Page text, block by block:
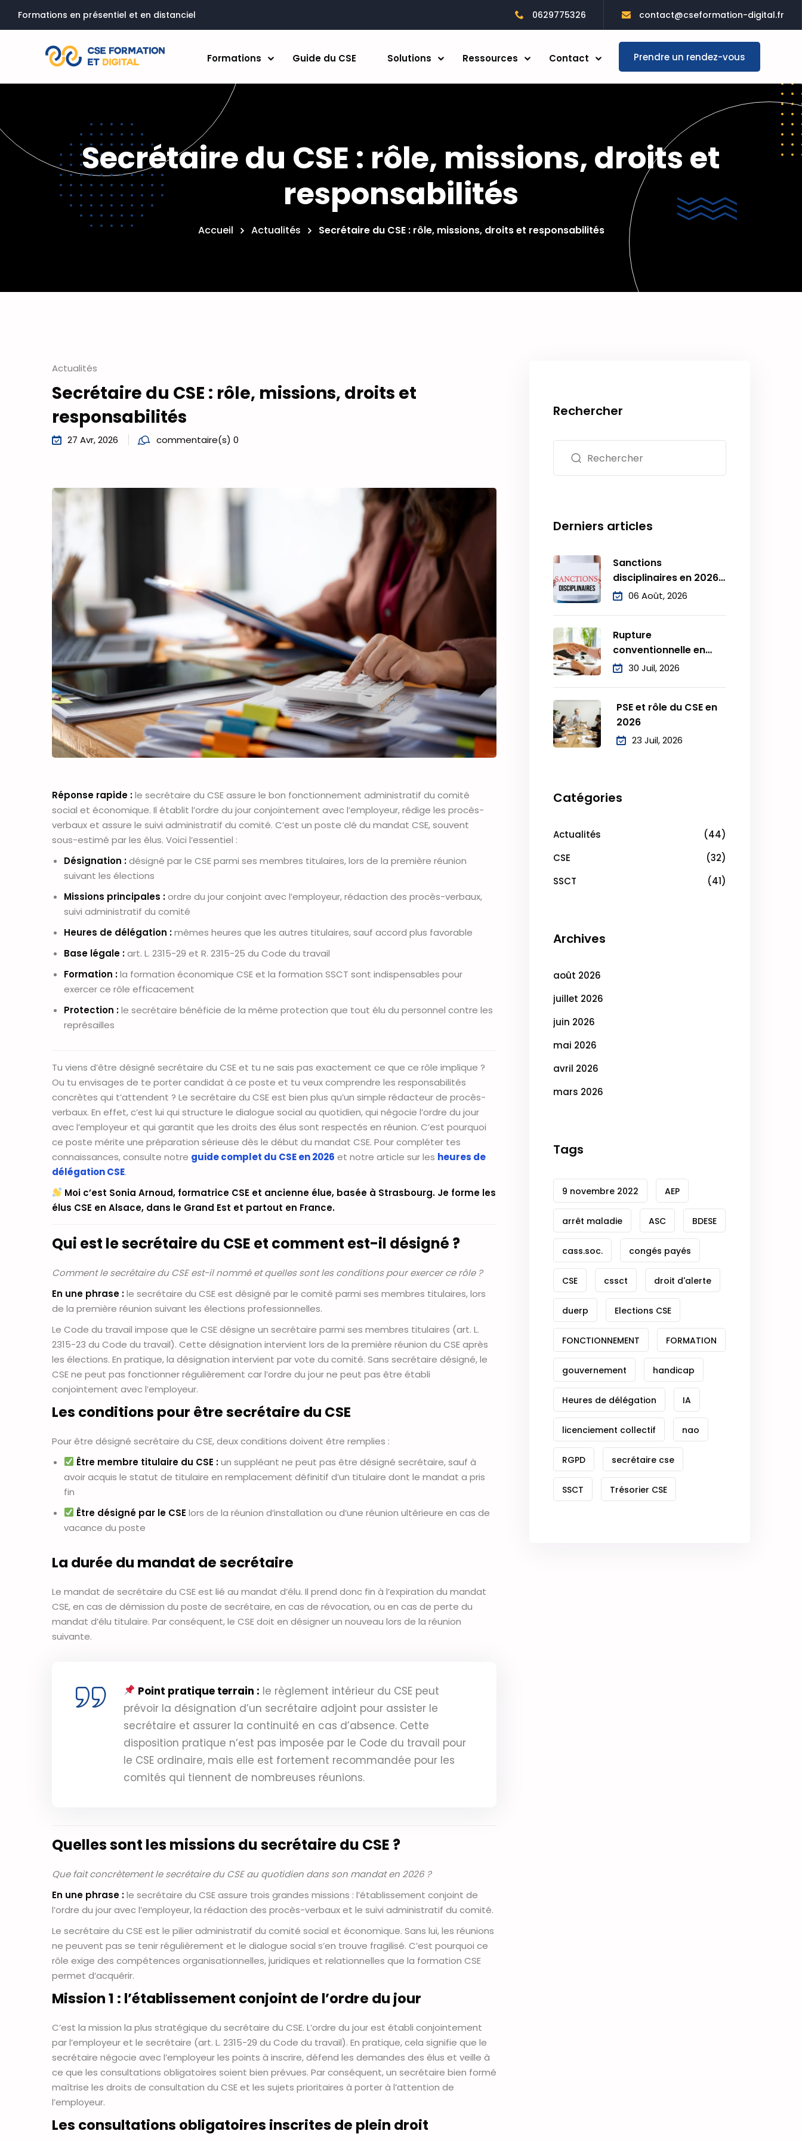
Formations en présentiel et en distanciel 0629775326 contact@cseformation-digital.fr
Formations Guide du CSE Solutions Ressources Contact Prendre un rendez-vous
Secrétaire du CSE : rôle, missions, droits et
responsabilités
Accueil Actualités Secrétaire du CSE : rôle, missions, droits et responsabilités
Actualités
Secrétaire du CSE : rôle, missions, droits et
responsabilités
27 Avr, 2026 commentaire(s) 0
Réponse rapide :le secrétaire du CSE assure le bon fonctionnement administratif du comité
social et économique. Il établit l’ordre du jour conjointement avec l’employeur, rédige les procès-
verbaux et assure le suivi administratif du comité. C’est un poste clé du mandat CSE, souvent
sous-estimé par les élus. Voici l’essentiel :
Désignation :désigné par le CSE parmi ses membres titulaires, lors de la première réunion
suivant les élections
Missions principales :ordre du jour conjoint avec l’employeur, rédaction des procès-verbaux,
suivi administratif du comité
Heures de délégation :mêmes heures que les autres titulaires, sauf accord plus favorable
Base légale :art. L. 2315-29 et R. 2315-25 du Code du travail
Formation :la formation économique CSE et la formation SSCT sont indispensables pour
exercer ce rôle efficacement
Protection :le secrétaire bénéficie de la même protection que tout élu du personnel contre les
représailles
Tu viens d’être désigné secrétaire du CSE et tu ne sais pas exactement ce que ce rôle implique ?
Ou tu envisages de te porter candidat à ce poste et tu veux comprendre les responsabilités
concrètes qui t’attendent ? Le secrétaire du CSE est bien plus qu’un simple rédacteur de procès-
verbaux. En effet, c’est lui qui structure le dialogue social au quotidien, qui négocie l’ordre du jour
avec l’employeur et qui garantit que les droits des élus sont respectés en réunion. C’est pourquoi
ce poste mérite une préparation sérieuse dès le début du mandat CSE. Pour compléter tes
connaissances, consulte notre guide complet du CSE en 2026 et notre article sur les heures de
délégation CSE.
Moi c’est Sonia Arnoud, formatrice CSE et ancienne élue, basée à Strasbourg. Je forme les
élus CSE en Alsace, dans le Grand Est et partout en France.
Qui est le secrétaire du CSE et comment est-il désigné ?
Comment le secrétaire du CSE est-il nommé et quelles sont les conditions pour exercer ce rôle ?
En une phrase :le secrétaire du CSE est désigné par le comité parmi ses membres titulaires, lors
de la première réunion suivant les élections professionnelles.
Le Code du travail impose que le CSE désigne un secrétaire parmi ses membres titulaires (art. L.
2315-23 du Code du travail). Cette désignation intervient lors de la première réunion du CSE après
les élections. En pratique, la désignation intervient par vote du comité. Sans secrétaire désigné, le
CSE ne peut pas fonctionner régulièrement car l’ordre du jour ne peut pas être établi
conjointement avec l’employeur.
Les conditions pour être secrétaire du CSE
Pour être désigné secrétaire du CSE, deux conditions doivent être remplies :
Être membre titulaire du CSE :un suppléant ne peut pas être désigné secrétaire, sauf à
avoir acquis le statut de titulaire en remplacement définitif d’un titulaire dont le mandat a pris
fin
Être désigné par le CSE lors de la réunion d’installation ou d’une réunion ultérieure en cas de
vacance du poste
La durée du mandat de secrétaire
Le mandat de secrétaire du CSE est lié au mandat d’élu. Il prend donc fin à l’expiration du mandat
CSE, en cas de démission du poste de secrétaire, en cas de révocation, ou en cas de perte du
mandat d’élu titulaire. Par conséquent, le CSE doit en désigner un nouveau lors de la réunion
suivante.
Point pratique terrain : le règlement intérieur du CSE peut
prévoir la désignation d’un secrétaire adjoint pour assister le
secrétaire et assurer la continuité en cas d’absence. Cette
disposition pratique n’est pas imposée par le Code du travail pour
le CSE ordinaire, mais elle est fortement recommandée pour les
comités qui tiennent de nombreuses réunions.
Quelles sont les missions du secrétaire du CSE ?
Que fait concrètement le secrétaire du CSE au quotidien dans son mandat en 2026 ?
En une phrase :le secrétaire du CSE assure trois grandes missions : l’établissement conjoint de
l’ordre du jour avec l’employeur, la rédaction des procès-verbaux et le suivi administratif du comité.
Le secrétaire du CSE est le pilier administratif du comité social et économique. Sans lui, les réunions
ne peuvent pas se tenir régulièrement et le dialogue social s’en trouve fragilisé. C’est pourquoi ce
rôle exige des compétences organisationnelles, juridiques et relationnelles que la formation CSE
permet d’acquérir.
Mission 1 : l’établissement conjoint de l’ordre du jour
C’est la mission la plus stratégique du secrétaire du CSE. L’ordre du jour est établi conjointement
par l’employeur et le secrétaire (art. L. 2315-29 du Code du travail). En pratique, cela signifie que le
secrétaire négocie avec l’employeur les points à inscrire, défend les demandes des élus et veille à
ce que les consultations obligatoires soient bien prévues. Par conséquent, un secrétaire bien formé
maîtrise les droits de consultation du CSE et les sujets prioritaires à porter à l’attention de
l’employeur.
Les consultations obligatoires inscrites de plein droit
Rechercher
Derniers articles
Sanctions
disciplinaires en 2026 :
procédure, droits
06 Août, 2026
Rupture
conventionnelle en
2026 : procédure,
30 Juil, 2026
PSE et rôle du CSE en
2026
23 Juil, 2026
Catégories
Actualités
(44)
CSE
(32)
SSCT
(41)
Archives
août 2026
juillet 2026
juin 2026
mai 2026
avril 2026
mars 2026
Tags
9 novembre 2022 AEP
arrêt maladie ASC BDESE
cass.soc. congés payés
CSE cssct droit d'alerte
duerp Elections CSE
FONCTIONNEMENT FORMATION
gouvernement handicap
Heures de délégation IA
licenciement collectif nao
RGPD secrétaire cse
SSCT Trésorier CSE